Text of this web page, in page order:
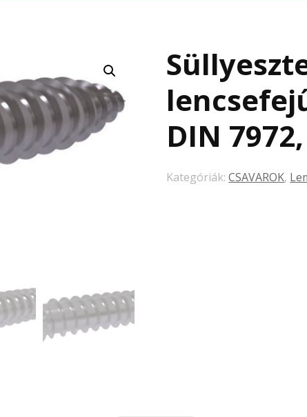
DIN
Kategóriák:CSAVAROK,